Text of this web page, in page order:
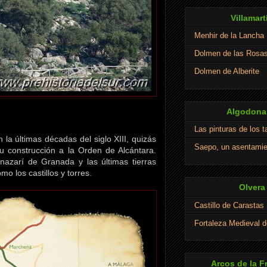
últimas décadas del siglo XIII, quizás
a la Orden de Alcántara.
de Granada y las últimas tierras
los castillos y torres.
Menhir de la Lancha
Dolmen de las
Dolmen de Alberite
Las pinturas de los
Saepo, un
Castillo de Carastas
Fortaleza Medieval
Arcos de la